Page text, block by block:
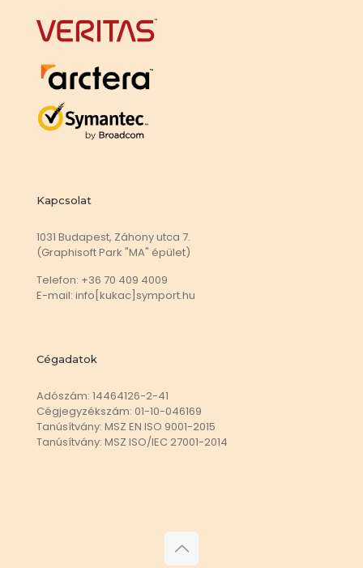
Kapcsolat
1031 Budapest, Záhony utca 7.
(Graphisoft Park "MA" épület)
Telefon: +36 70 409 4009
E-mail: info[kukac]symport.hu
Cégadatok
Adószám: 14464126-2-41
Cégjegyzékszám: 01-10-046169
Tanúsítvány: MSZ EN ISO 9001-2015
Tanúsítvány: MSZ ISO/IEC 27001-2014